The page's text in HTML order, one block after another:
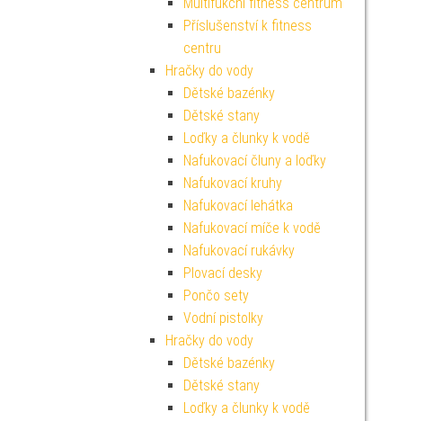
Příslušenství k fitness
centru
Hračky do vody
Dětské bazénky
Dětské stany
Loďky a člunky k vodě
Nafukovací čluny a loďky
Nafukovací kruhy
Nafukovací lehátka
Nafukovací míče k vodě
Nafukovací rukávky
Plovací desky
Pončo sety
Vodní pistolky
Hračky do vody
Dětské bazénky
Dětské stany
Loďky a člunky k vodě